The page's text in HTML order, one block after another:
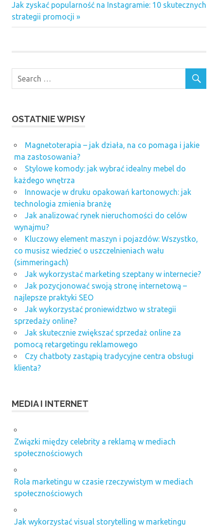
wpisu
Post:
Next
Post:
Jak zyskać popularność na Instagramie: 10 skutecznych
strategii promocji
OSTATNIE WPISY
Magnetoterapia – jak działa, na co pomaga i jakie
ma zastosowania?
Stylowe komody: jak wybrać idealny mebel do
każdego wnętrza
Innowacje w druku opakowań kartonowych: jak
technologia zmienia branżę
Jak analizować rynek nieruchomości do celów
wynajmu?
Kluczowy element maszyn i pojazdów: Wszystko,
co musisz wiedzieć o uszczelnieniach wału
(simmeringach)
Jak wykorzystać marketing szeptany w internecie?
Jak pozycjonować swoją stronę internetową –
najlepsze praktyki SEO
Jak wykorzystać proniewidztwo w strategii
sprzedaży online?
Jak skutecznie zwiększać sprzedaż online za
pomocą retargetingu reklamowego
Czy chatboty zastąpią tradycyjne centra obsługi
klienta?
MEDIA I INTERNET
Związki między celebrity a reklamą w mediach
społecznościowych
Rola marketingu w czasie rzeczywistym w mediach
społecznościowych
Jak wykorzystać visual storytelling w marketingu